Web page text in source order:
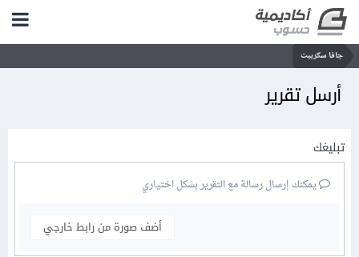
جافا سكريبت
أرسل تقرير
تبليغك
يمكنك إرسال رسالة مع التقرير بشكل اختياري
أضف صورة من رابط خارجي